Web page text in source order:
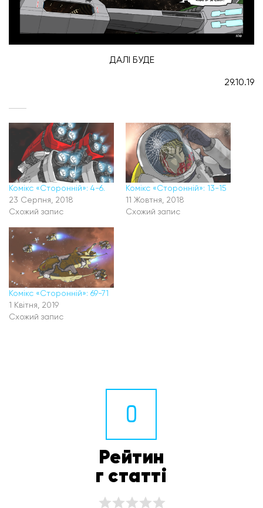
ДАЛІ БУДЕ
29.10.19
Комікс «Сторонній»: 4-6.
23 Серпня, 2018
Схожий запис
Комікс «Сторонній»: 13-15
11 Жовтня, 2018
Схожий запис
Комікс «Сторонній»: 69-71
1 Квітня, 2019
Схожий запис
0
Рейтин
г статті